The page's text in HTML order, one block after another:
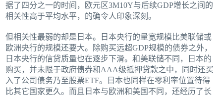
据了四分之一的时间，欧元区3M10Y与后续GDP增长之间的
相关性高于平均水平，的确令人印象深刻。
但相关性最弱的却是日本。日本央行的量宽规模比美联储或
欧洲央行的规模还要大。除购买远超GDP规模的债券之外，
日本央行的信贷质量也在逐步下滑。和美联储不同，日本的
购买，并未限于政府债券和AAA级抵押贷款之中，同时还买
入了公司债务乃至股票ETF。日本也同样在零利率位置待得
比其它国家更久。而且日本与欧洲和美国不同，还经历了长